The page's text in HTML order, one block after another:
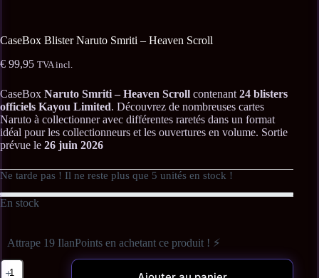
CaseBox Blister Naruto Smriti – Heaven Scroll
€ 99,95 TVA incl.
CaseBox Naruto Smriti – Heaven Scroll contenant 24 blisters
officiels Kayou Limited. Découvrez de nombreuses cartes
Naruto à collectionner avec différentes raretés dans un format
idéal pour les collectionneurs et les ouvertures en volume. Sortie
prévue le 26 juin 2026
En stock
Attrape 19 IlanPoints en achetant ce produit ! ⚡
Ne tarde pas ! Il ne reste plus que 5 unités en stock !